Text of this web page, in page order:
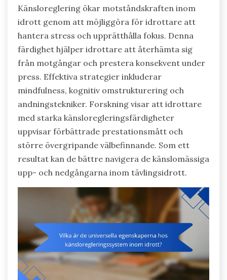
Känsloreglering ökar motståndskraften inom
idrott genom att möjliggöra för idrottare att
hantera stress och upprätthålla fokus. Denna
färdighet hjälper idrottare att återhämta sig
från motgångar och prestera konsekvent under
press. Effektiva strategier inkluderar
mindfulness, kognitiv omstrukturering och
andningstekniker. Forskning visar att idrottare
med starka känsloregleringsfärdigheter
uppvisar förbättrade prestationsmått och
större övergripande välbefinnande. Som ett
resultat kan de bättre navigera de känslomässiga
upp- och nedgångarna inom tävlingsidrott.